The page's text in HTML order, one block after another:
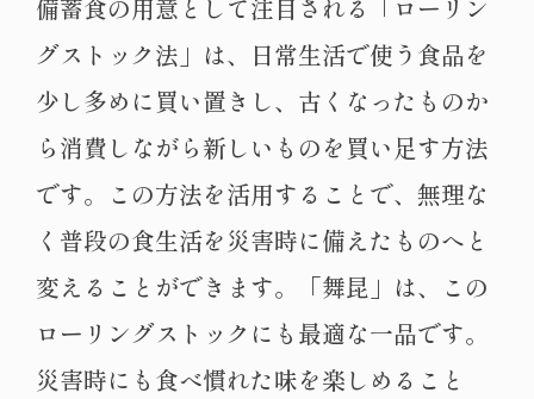
備蓄食の用意として注目される「ローリン
グストック法」は、日常生活で使う食品を
少し多めに買い置きし、古くなったものか
ら消費しながら新しいものを買い足す方法
です。この方法を活用することで、無理な
く普段の食生活を災害時に備えたものへと
変えることができます。「舞昆」は、この
ローリングストックにも最適な一品です。
災害時にも食べ慣れた味を楽しめること